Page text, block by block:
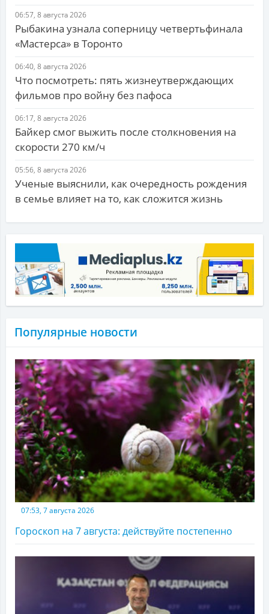
06:57, 8 августа 2026
Рыбакина узнала соперницу четвертьфинала
«Мастерса» в Торонто
06:40, 8 августа 2026
Что посмотреть: пять жизнеутверждающих
фильмов про войну без пафоса
06:17, 8 августа 2026
Байкер смог выжить после столкновения на
скорости 270 км/ч
05:56, 8 августа 2026
Ученые выяснили, как очередность рождения
в семье влияет на то, как сложится жизнь
Популярные новости
07:53, 7 августа 2026
Гороскоп на 7 августа: действуйте постепенно